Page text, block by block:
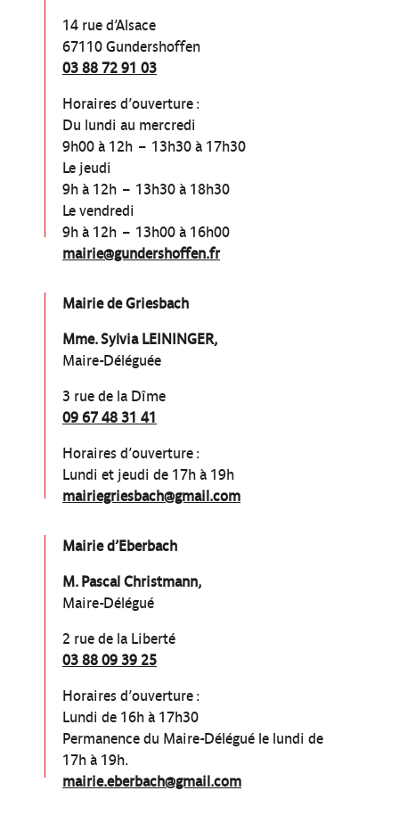
14 rue d’Alsace
67110 Gundershoffen
03 88 72 91 03
Horaires d’ouverture :
Du lundi au mercredi
9h00 à 12h – 13h30 à 17h30
Le jeudi
9h à 12h – 13h30 à 18h30
Le vendredi
9h à 12h – 13h00 à 16h00
mairie@gundershoffen.fr
Mairie de Griesbach
Mme. Sylvia LEININGER,
Maire-Déléguée
3 rue de la Dîme
09 67 48 31 41
Horaires d’ouverture :
Lundi et jeudi de 17h à 19h
mairiegriesbach@gmail.com
Mairie d’Eberbach
M. Pascal Christmann,
Maire-Délégué
2 rue de la Liberté
03 88 09 39 25
Horaires d’ouverture :
Lundi de 16h à 17h30
Permanence du Maire-Délégué le lundi de
17h à 19h.
mairie.eberbach@gmail.com